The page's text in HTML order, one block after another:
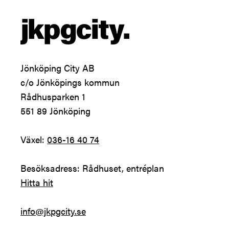
Jönköping City AB
c/o Jönköpings kommun
Rådhusparken 1
551 89 Jönköping
Växel: 036-16 40 74
Hitta hit
info@jkpgcity.se